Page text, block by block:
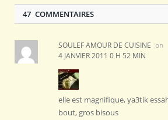
47 COMMENTAIRES
SOULEF AMOUR DE CUISINE on
4 JANVIER 2011 0 H 52 MIN
elle est magnifique, ya3tik
bout, gros bisous